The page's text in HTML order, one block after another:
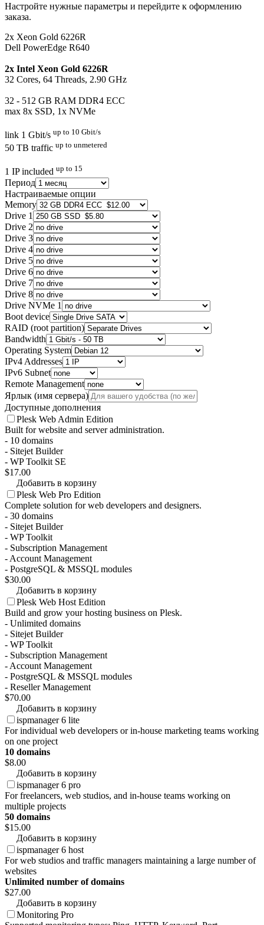
Настройте нужные параметры и перейдите к оформлению
заказа.
2x Xeon Gold 6226R
Dell PowerEdge R640
2x Intel Xeon Gold 6226R
32 Cores, 64 Threads, 2.90 GHz
32 - 512 GB RAM DDR4 ECC
max 8x SSD, 1x NVMe
link 1 Gbit/s up to 10 Gbit/s
50 TB traffic up to unmetered
1 IP included up to 15
Период
Настраиваемые опции
Memory
Drive 1
Drive 2
Drive 3
Drive 4
Drive 5
Drive 6
Drive 7
Drive 8
Drive NVMe 1
Boot device
RAID (root partition)
Bandwidth
Operating System
IPv4 Addresses
IPv6 Subnet
Remote Management
Ярлык (имя сервера)
Доступные дополнения
Plesk Web Admin Edition
Built for website and server administration.
- 10 domains
- Sitejet Builder
- WP Toolkit SE
$17.00
Добавить в корзину
Plesk Web Pro Edition
Complete solution for web developers and designers.
- 30 domains
- Sitejet Builder
- WP Toolkit
- Subscription Management
- Account Management
- PostgreSQL & MSSQL modules
$30.00
Добавить в корзину
Plesk Web Host Edition
Build and grow your hosting business on Plesk.
- Unlimited domains
- Sitejet Builder
- WP Toolkit
- Subscription Management
- Account Management
- PostgreSQL & MSSQL modules
- Reseller Management
$70.00
Добавить в корзину
ispmanager 6 lite
For individual web developers or in-house marketing teams working
on one project
10 domains
$8.00
Добавить в корзину
ispmanager 6 pro
For freelancers, web studios, and in-house teams working on
multiple projects
50 domains
$15.00
Добавить в корзину
ispmanager 6 host
For web studios and traffic managers maintaining a large number of
websites
Unlimited number of domains
$27.00
Добавить в корзину
Monitoring Pro